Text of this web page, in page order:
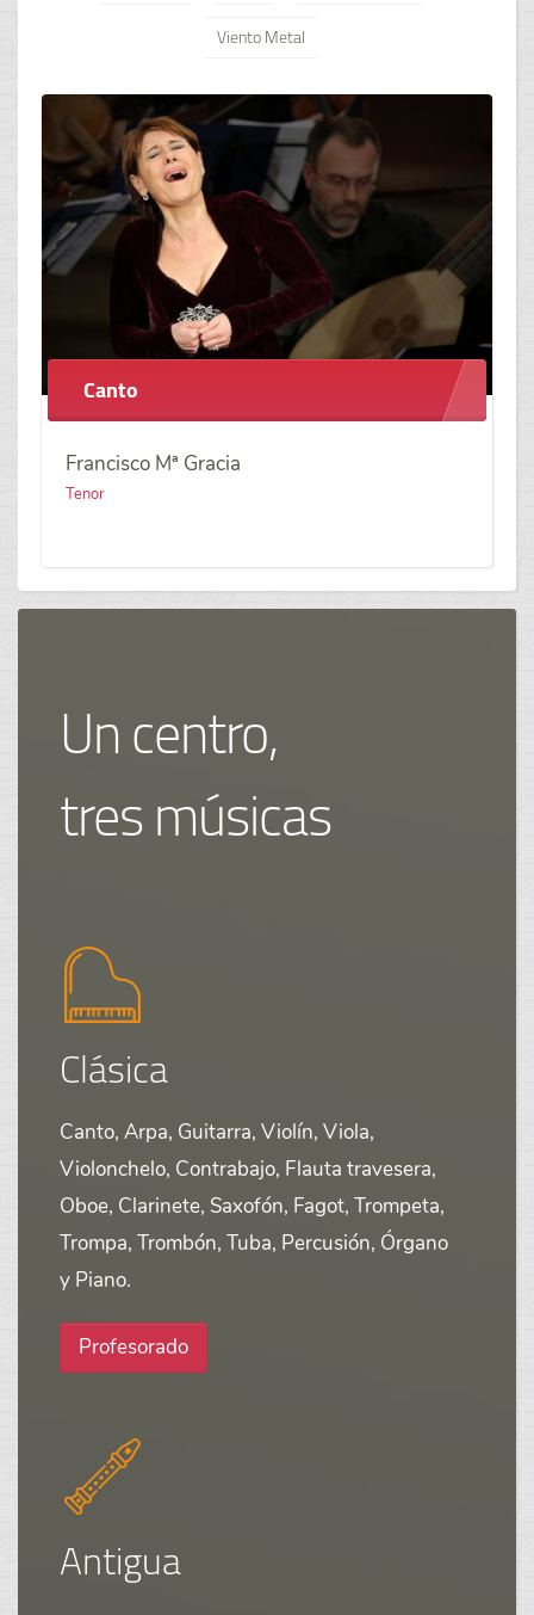
Viento Metal
Canto
Francisco Mª Gracia
Tenor
Un centro,
tres músicas
Clásica
Canto, Arpa, Guitarra, Violín, Viola,
Violonchelo, Contrabajo, Flauta travesera,
Oboe, Clarinete, Saxofón, Fagot, Trompeta,
Trompa, Trombón, Tuba, Percusión, Órgano
y Piano.
Profesorado
Antigua